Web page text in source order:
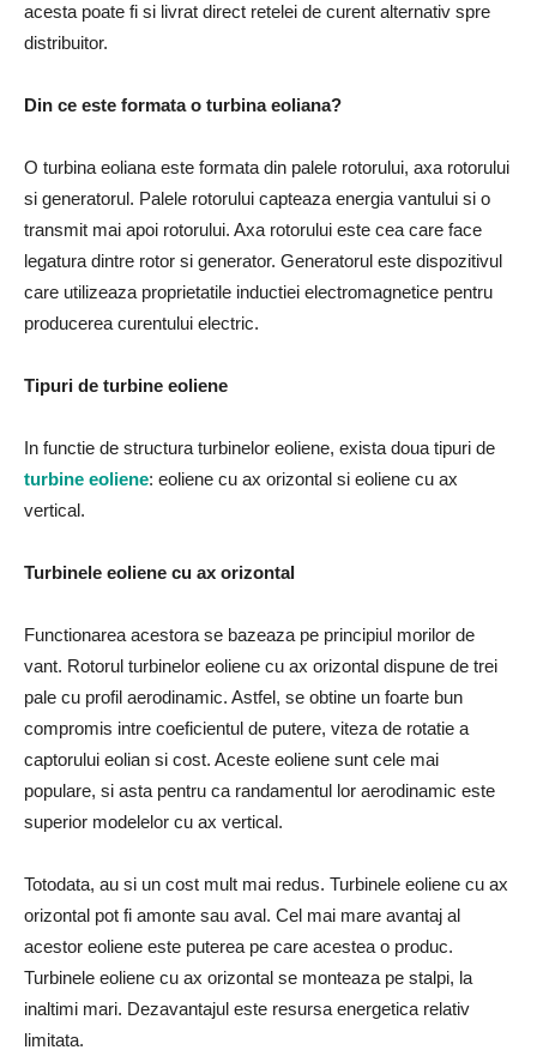
acesta poate fi si livrat direct retelei de curent alternativ spre
distribuitor.
Din ce este formata o turbina eoliana?
O turbina eoliana este formata din palele rotorului, axa rotorului
si generatorul. Palele rotorului capteaza energia vantului si o
transmit mai apoi rotorului. Axa rotorului este cea care face
legatura dintre rotor si generator. Generatorul este dispozitivul
care utilizeaza proprietatile inductiei electromagnetice pentru
producerea curentului electric.
Tipuri de turbine eoliene
In functie de structura turbinelor eoliene, exista doua tipuri de
turbine eoliene: eoliene cu ax orizontal si eoliene cu ax
vertical.
Turbinele eoliene cu ax orizontal
Functionarea acestora se bazeaza pe principiul morilor de
vant. Rotorul turbinelor eoliene cu ax orizontal dispune de trei
pale cu profil aerodinamic. Astfel, se obtine un foarte bun
compromis intre coeficientul de putere, viteza de rotatie a
captorului eolian si cost. Aceste eoliene sunt cele mai
populare, si asta pentru ca randamentul lor aerodinamic este
superior modelelor cu ax vertical.
Totodata, au si un cost mult mai redus. Turbinele eoliene cu ax
orizontal pot fi amonte sau aval. Cel mai mare avantaj al
acestor eoliene este puterea pe care acestea o produc.
Turbinele eoliene cu ax orizontal se monteaza pe stalpi, la
inaltimi mari. Dezavantajul este resursa energetica relativ
limitata.